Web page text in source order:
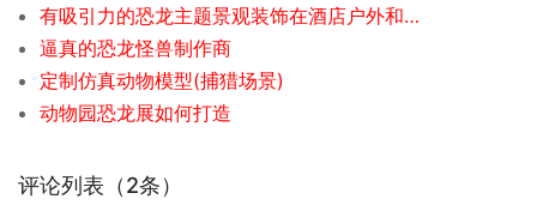
有吸引力的恐龙主题景观装饰在酒店户外和大堂中
逼真的恐龙怪兽制作商
定制仿真动物模型(捕猎场景)
动物园恐龙展如何打造
评论列表（2条）